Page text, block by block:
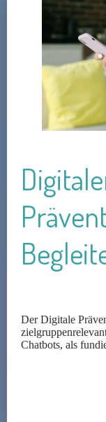
Der Digitale
Chatbots, als